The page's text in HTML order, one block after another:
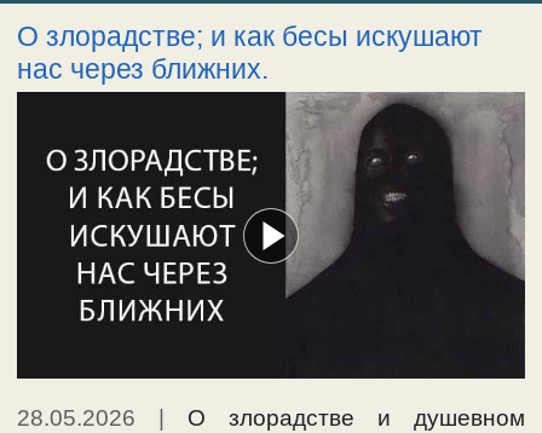
О злорадстве; и как бесы искушают
нас через ближних.
28.05.2026
О злорадстве и душевном